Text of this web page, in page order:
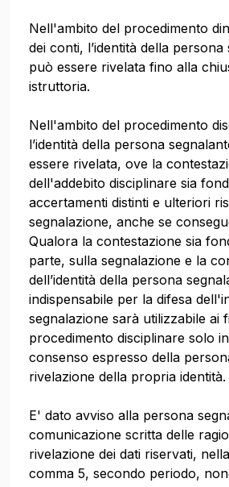
Nell'ambito del procedimento
dei conti, l’identità della
può essere rivelata fino alla
istruttoria.
Nell'ambito del procedimento
l’identità della persona
essere rivelata, ove la
dell'addebito disciplinare sia
accertamenti distinti e ulteriori
segnalazione, anche se
Qualora la contestazione sia
parte, sulla segnalazione e la
dell’identità della persona
indispensabile per la difesa
segnalazione sarà utilizzabile ai
procedimento disciplinare solo
consenso espresso della
rivelazione della propria identità.
E' dato avviso alla persona
comunicazione scritta delle
rivelazione dei dati riservati,
comma 5, secondo periodo,